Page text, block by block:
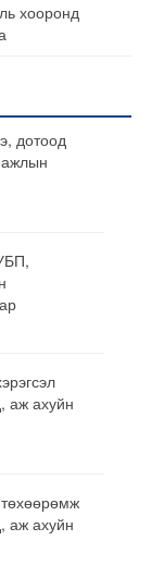
хооронд
дотоод
ажлын
аж ахуйн
аж ахуйн